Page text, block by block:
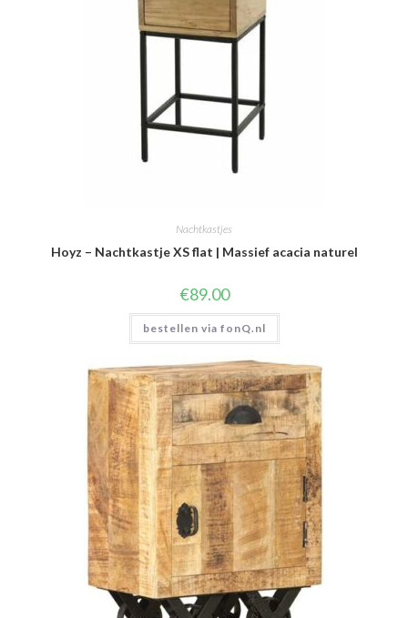
Nachtkastjes
Hoyz – Nachtkastje XS flat | Massief acacia naturel
€89.00
bestellen via fonQ.nl